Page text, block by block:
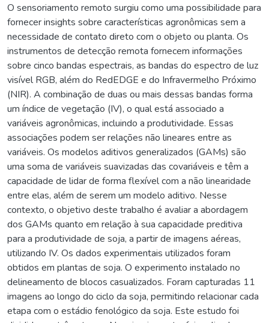
O sensoriamento remoto surgiu como uma possibilidade para
fornecer insights sobre características agronômicas sem a
necessidade de contato direto com o objeto ou planta. Os
instrumentos de detecção remota fornecem informações
sobre cinco bandas espectrais, as bandas do espectro de luz
visível RGB, além do RedEDGE e do Infravermelho Próximo
(NIR). A combinação de duas ou mais dessas bandas forma
um índice de vegetação (IV), o qual está associado a
variáveis agronômicas, incluindo a produtividade. Essas
associações podem ser relações não lineares entre as
variáveis. Os modelos aditivos generalizados (GAMs) são
uma soma de variáveis suavizadas das covariáveis e têm a
capacidade de lidar de forma flexível com a não linearidade
entre elas, além de serem um modelo aditivo. Nesse
contexto, o objetivo deste trabalho é avaliar a abordagem
dos GAMs quanto em relação à sua capacidade preditiva
para a produtividade de soja, a partir de imagens aéreas,
utilizando IV. Os dados experimentais utilizados foram
obtidos em plantas de soja. O experimento instalado no
delineamento de blocos casualizados. Foram capturadas 11
imagens ao longo do ciclo da soja, permitindo relacionar cada
etapa com o estádio fenológico da soja. Este estudo foi